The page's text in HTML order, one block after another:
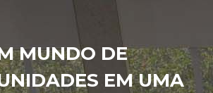
MUNDO DE
EM UMA